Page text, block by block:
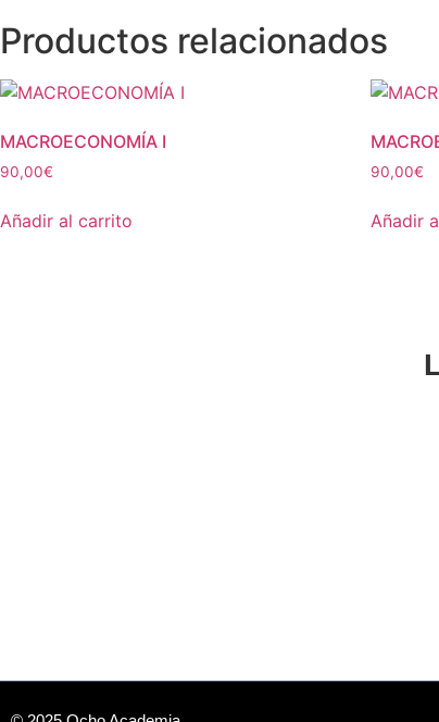
Productos relacionados
MACROECONOMÍA I
90,00€
Añadir al carrito
90,00€
Añadir